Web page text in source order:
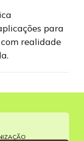
para
realidade